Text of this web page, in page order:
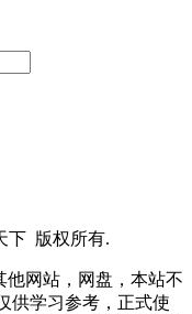
下 版权所有.
网站，网盘，本站不
供学习参考，正式使